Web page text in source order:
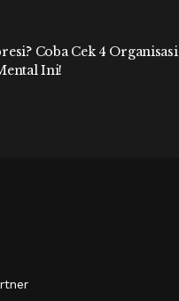
Coba Cek 4 Organisasi
Ini!